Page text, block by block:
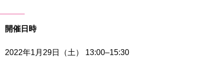
学
／
の
方
保
開催日時
2022年1月29日（土） 13:00–15:30